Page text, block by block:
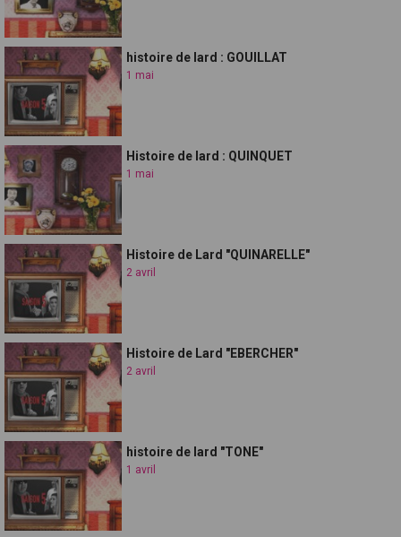
histoire de lard : GOUILLAT
1 mai
Histoire de lard : QUINQUET
1 mai
Histoire de Lard "QUINARELLE"
2 avril
Histoire de Lard "EBERCHER"
2 avril
histoire de lard "TONE"
1 avril